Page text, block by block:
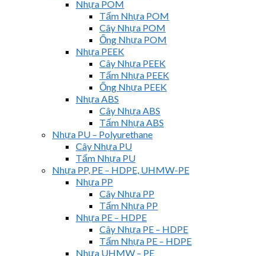
Nhựa POM
Tấm Nhựa POM
Cây Nhựa POM
Ống Nhựa POM
Nhựa PEEK
Cây Nhựa PEEK
Tấm Nhựa PEEK
Ống Nhựa PEEK
Nhựa ABS
Cây Nhựa ABS
Tấm Nhựa ABS
Nhựa PU – Polyurethane
Cây Nhựa PU
Tấm Nhựa PU
Nhựa PP, PE – HDPE, UHMW-PE
Nhựa PP
Cây Nhựa PP
Tấm Nhựa PP
Nhựa PE – HDPE
Cây Nhựa PE – HDPE
Tấm Nhựa PE – HDPE
Nhựa UHMW – PE